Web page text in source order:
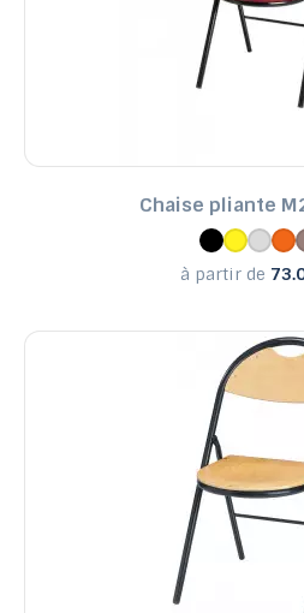
Chaise pliante
à partir de